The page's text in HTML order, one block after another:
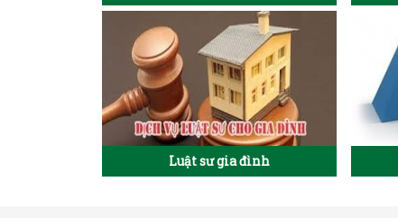
Luật sư gia đình